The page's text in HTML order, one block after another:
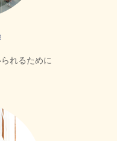
れるために